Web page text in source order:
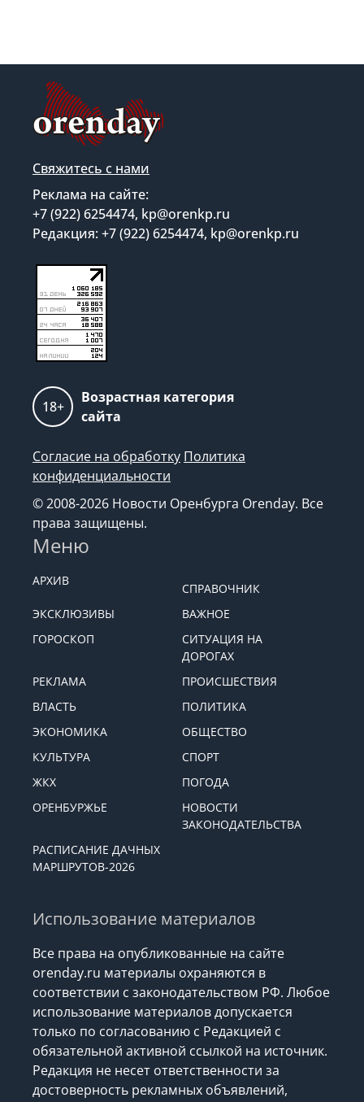
Свяжитесь с нами
Реклама на сайте:
+7 (922) 6254474, kp@orenkp.ru
Редакция: +7 (922) 6254474, kp@orenkp.ru
18+
Возрастная категория
сайта
Согласие на обработку Политика
конфиденциальности
© 2008-2026 Новости Оренбурга Orenday. Все
права защищены.
Меню
АРХИВ
СПРАВОЧНИК
ЭКСКЛЮЗИВЫ
ВАЖНОЕ
ГОРОСКОП
СИТУАЦИЯ НА
ДОРОГАХ
РЕКЛАМА
ПРОИСШЕСТВИЯ
ВЛАСТЬ
ПОЛИТИКА
ЭКОНОМИКА
ОБЩЕСТВО
КУЛЬТУРА
СПОРТ
ЖКХ
ПОГОДА
ОРЕНБУРЖЬЕ
НОВОСТИ
ЗАКОНОДАТЕЛЬСТВА
РАСПИСАНИЕ ДАЧНЫХ
МАРШРУТОВ-2026
Использование материалов
Все права на опубликованные на сайте
orenday.ru материалы охраняются в
соответствии с законодательством РФ. Любое
использование материалов допускается
только по согласованию с Редакцией с
обязательной активной ссылкой на источник.
Редакция не несет ответственности за
достоверность рекламных объявлений,